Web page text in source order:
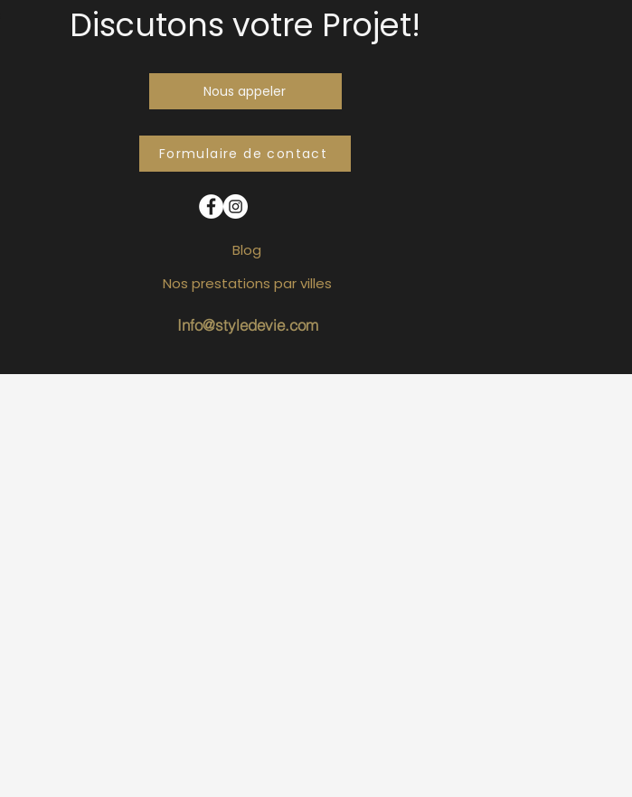
Discutons votre Projet!
Nous appeler
Formulaire de contact
Blog
Info@styledevie.com
Nos prestations par villes